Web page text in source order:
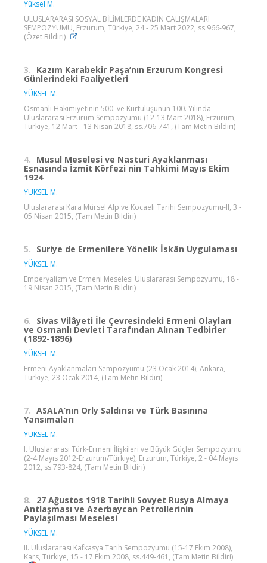
Yüksel M.
ULUSLARARASI SOSYAL BİLİMLERDE KADIN ÇALIŞMALARI
SEMPOZYUMU, Erzurum, Türkiye, 24 - 25 Mart 2022, ss.966-967,
(Özet Bildiri)
3. Kazım Karabekir Paşa’nın Erzurum Kongresi
Günlerindeki Faaliyetleri
YÜKSEL M.
Osmanlı Hakimiyetinin 500. ve Kurtuluşunun 100. Yılında
Uluslararası Erzurum Sempozyumu (12-13 Mart 2018), Erzurum,
Türkiye, 12 Mart - 13 Nisan 2018, ss.706-741, (Tam Metin Bildiri)
4. Musul Meselesi ve Nasturi Ayaklanması
Esnasında İzmit Körfezi nin Tahkimi Mayıs Ekim
1924
YÜKSEL M.
Uluslararası Kara Mürsel Alp ve Kocaeli Tarihi Sempozyumu-II, 3 -
05 Nisan 2015, (Tam Metin Bildiri)
5. Suriye de Ermenilere Yönelik İskân Uygulaması
YÜKSEL M.
Emperyalizm ve Ermeni Meselesi Uluslararası Sempozyumu, 18 -
19 Nisan 2015, (Tam Metin Bildiri)
6. Sivas Vilâyeti İle Çevresindeki Ermeni Olayları
ve Osmanlı Devleti Tarafından Alınan Tedbirler
(1892-1896)
YÜKSEL M.
Ermeni Ayaklanmaları Sempozyumu (23 Ocak 2014), Ankara,
Türkiye, 23 Ocak 2014, (Tam Metin Bildiri)
7. ASALA’nın Orly Saldırısı ve Türk Basınına
Yansımaları
YÜKSEL M.
I. Uluslararası Türk-Ermeni İlişkileri ve Büyük Güçler Sempozyumu
(2-4 Mayıs 2012-Erzurum/Türkiye), Erzurum, Türkiye, 2 - 04 Mayıs
2012, ss.793-824, (Tam Metin Bildiri)
8. 27 Ağustos 1918 Tarihli Sovyet Rusya Almaya
Antlaşması ve Azerbaycan Petrollerinin
Paylaşılması Meselesi
YÜKSEL M.
II. Uluslararası Kafkasya Tarih Sempozyumu (15-17 Ekim 2008),
Kars, Türkiye, 15 - 17 Ekim 2008, ss.449-461, (Tam Metin Bildiri)